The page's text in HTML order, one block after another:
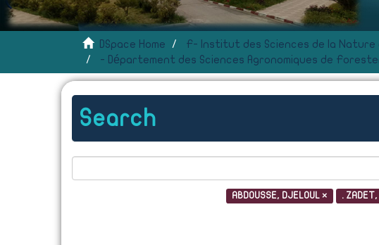
DSpace Home
- Département des Sciences Agronomiques de
Search
ABDOUSSE, DJELOUL × . ZADET,